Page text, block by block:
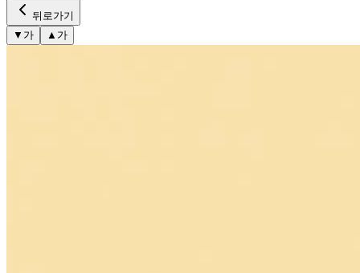
뒤로가기
▼ 가 ▲ 가